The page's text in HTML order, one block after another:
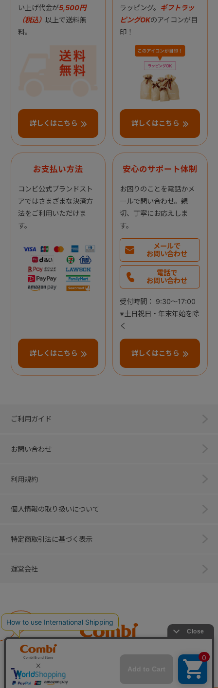
い上げ代金が5,500円
（税込） 以上で送料無
料。
詳しくはこちら
ラッピング。 ギフトラッ
ピングOKのアイコンが目
印！
詳しくはこちら
お支払い方法
コンビ公式ブランドスト
アではさまざまな決済方
法をご利用いただけま
す。
詳しくはこちら
安心のサポート体制
お困りのことを電話かメ
ールで問い合わせ。親
切、丁寧にお応えしま
す。
メールで
お問い合わせ
電話で
お問い合わせ
受付時間： 9:30～17:00
※土日祝日・年末年始を除
く
詳しくはこちら
ご利用ガイド
お問い合わせ
利用規約
個人情報の取り扱いについて
特定商取引法に基づく表示
運営会社
子育てに、イノベーションを。
ベビー用品のコンビ株式会社